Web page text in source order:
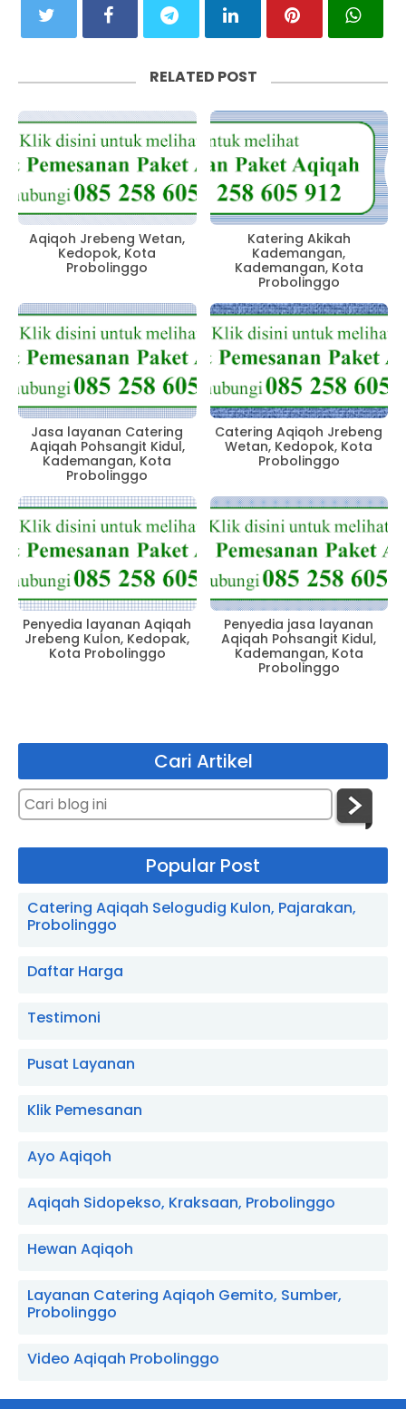
RELATED POST
Aqiqoh Jrebeng Wetan,
Kedopok, Kota
Probolinggo
Katering Akikah
Kademangan,
Kademangan, Kota
Probolinggo
Jasa layanan Catering
Aqiqah Pohsangit Kidul,
Kademangan, Kota
Probolinggo
Catering Aqiqoh Jrebeng
Wetan, Kedopok, Kota
Probolinggo
Penyedia layanan Aqiqah
Jrebeng Kulon, Kedopak,
Kota Probolinggo
Penyedia jasa layanan
Aqiqah Pohsangit Kidul,
Kademangan, Kota
Probolinggo
Cari Artikel
Popular Post
Catering Aqiqah Selogudig Kulon, Pajarakan,
Probolinggo
Daftar Harga
Testimoni
Pusat Layanan
Klik Pemesanan
Ayo Aqiqoh
Aqiqah Sidopekso, Kraksaan, Probolinggo
Hewan Aqiqoh
Layanan Catering Aqiqoh Gemito, Sumber,
Probolinggo
Video Aqiqah Probolinggo